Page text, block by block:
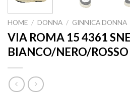
HOME / DONNA / GINNICA DONNA
VIA ROMA 15 4361
BIANCO/NERO/ROSSO